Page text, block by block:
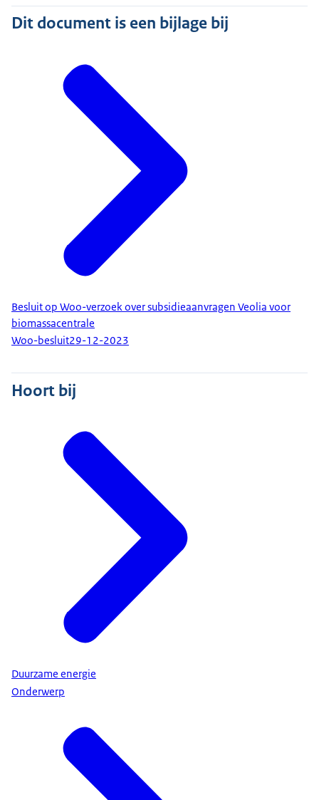
Dit document is een bijlage bij
Besluit op Woo-verzoek over subsidieaanvragen Veolia voor
biomassacentrale
Woo-besluit29-12-2023
Hoort bij
Duurzame energie
Onderwerp